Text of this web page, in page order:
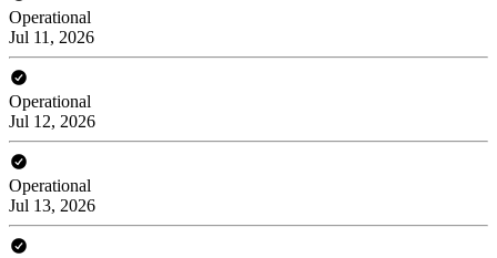
Operational
Jul 11, 2026
Operational
Jul 12, 2026
Operational
Jul 13, 2026